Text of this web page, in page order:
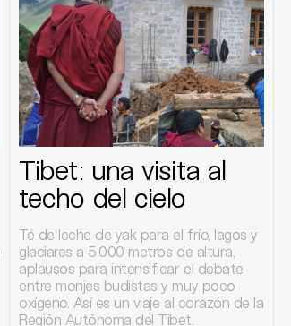
Tibet: una visita al
techo del cielo
Té de leche de yak para el frío, lagos y
glaciares a 5.000 metros de altura,
aplausos para intensificar el debate
entre monjes budistas y muy poco
oxígeno. Así es un viaje al corazón de la
Región Autónoma del Tibet.